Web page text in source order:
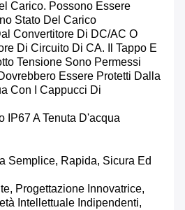
Carico. Possono Essere
Stato Del Carico
Convertitore Di DC/AC O
Di Circuito Di CA. Il Tappo E
Tensione Sono Permessi
Essere Protetti Dalla
Con I Cappucci Di
IP67 A Tenuta D'acqua
Semplice, Rapida, Sicura Ed
Progettazione Innovatrice,
Intellettuale Indipendenti,